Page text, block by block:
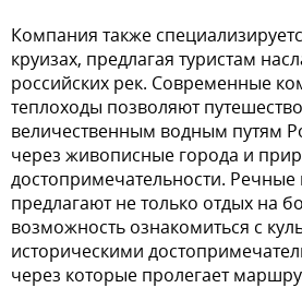
Компания также
круизах, предлагая туристам
российских рек. Современные
теплоходы позволяют
величественным водным путям
через живописные города и
достопримечательности. Речные
предлагают не только отдых на
возможность ознакомиться с
историческими
через которые пролегает